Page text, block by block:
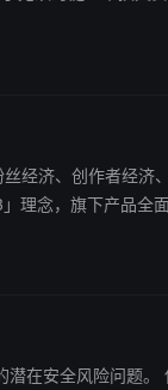
济、创作者经济、
理念，旗下产品全
在安全风险问题